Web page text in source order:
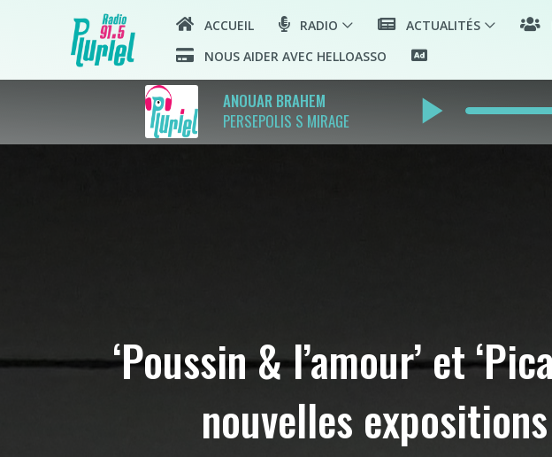
ACCUEIL RADIO ACTUALITÉS
NOUS AIDER AVEC HELLOASSO
ANOUAR BRAHEM
PERSEPOLIS S MIRAGE
play_arrow
‘Poussin & l’amour’ et
nouvelles